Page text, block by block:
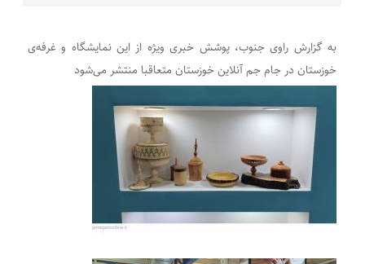
به گزارش راوی جنوب، پوشش خبری ویژه از این نمایشگاه و غرفه‌ی
خوزستان در جام جم آنلاین خوزستان متعاقبا منتشر می‌شود